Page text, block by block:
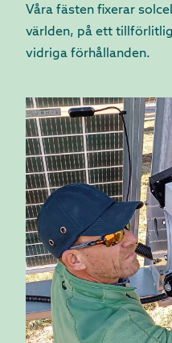
Våra fästen fixerar
världen, på ett
vidriga förhållanden.